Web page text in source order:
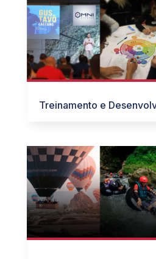
Treinamento e